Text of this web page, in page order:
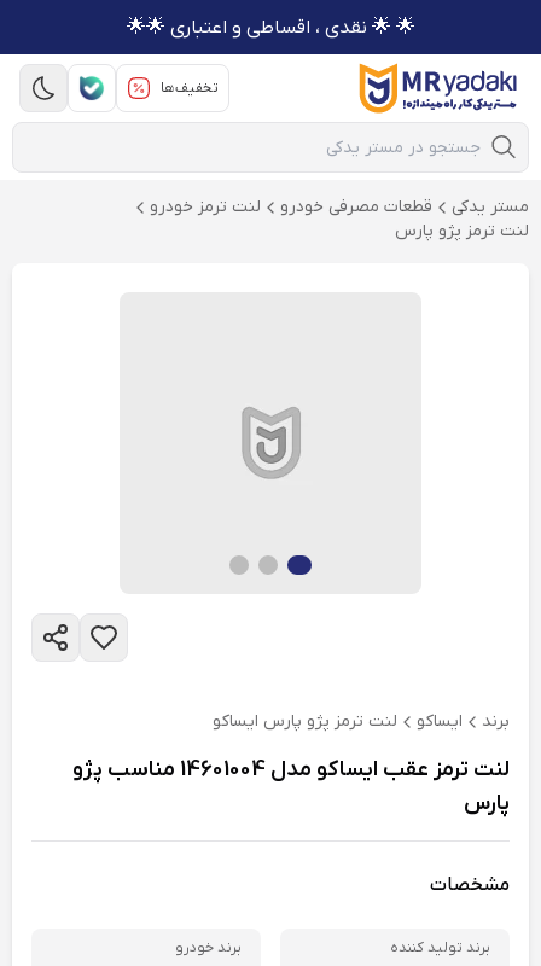
🌟 🌟 نقدی ، اقساطی و اعتباری 🌟🌟
تخفیف‌ها
Mobile Search
مستر یدکی قطعات مصرفی خودرو
لنت ترمز خودرو
لنت ترمز پژو پارس
برند ایساکو لنت ترمز پژو پارس ایساکو
لنت ترمز عقب ایساکو مدل 14601004 مناسب پژو
پارس
مشخصات
برند تولید کننده برند خودرو